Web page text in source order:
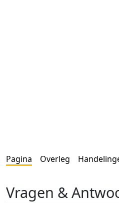
Pagina Overleg
Vragen &